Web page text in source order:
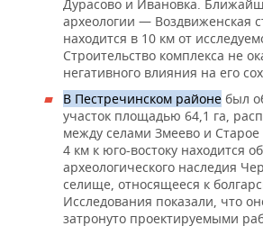
ХОККЕЙ С МЯЧОМ
ПРОИСШЕСТВИЯ
Дурасово и Ивановка.
археологии — Воздвиженская
находится в 10 км от
Строительство комплекса не
негативного влияния на его
В Пестречинском районе был
участок площадью 64,1 га,
между селами Змеево и
4 км к юго-востоку находится
археологического наследия
селище, относящееся к
Исследования показали, что
затронуто проектируемыми